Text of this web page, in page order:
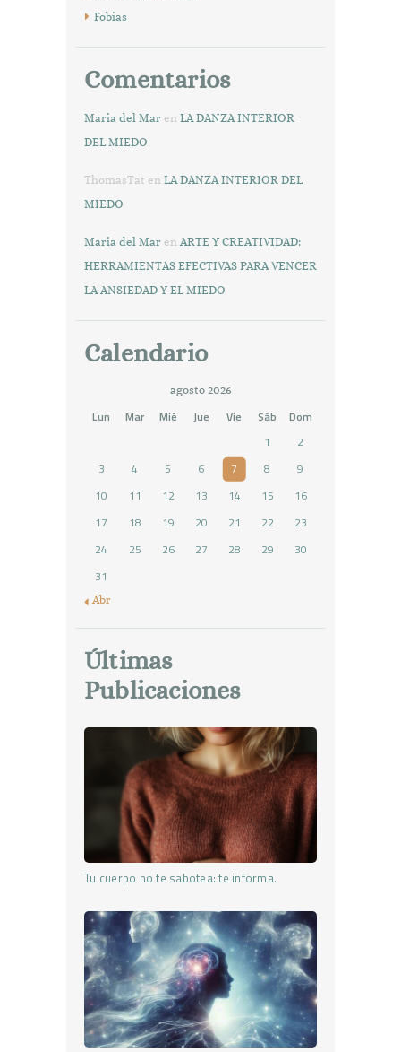
Fobias
Comentarios
Maria del Mar en LA DANZA INTERIOR
DEL MIEDO
ThomasTat en LA DANZA INTERIOR DEL
MIEDO
Maria del Mar en ARTE Y CREATIVIDAD:
HERRAMIENTAS EFECTIVAS PARA VENCER
LA ANSIEDAD Y EL MIEDO
Calendario
agosto 2026
Lun Mar Mié Jue Vie Sáb
Dom
1
2
3
4 5 6 7 8
9
10
11 12 13 14 15
16
17
18 19 20 21 22
23
24
25 26 27 28 29
30
31
« Abr
Últimas
Publicaciones
Tu cuerpo no te sabotea: te informa.